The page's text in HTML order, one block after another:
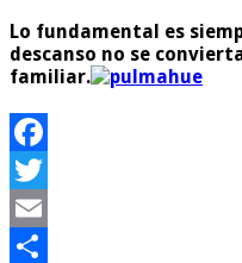
Lo fundamental es
descanso no se
familiar.
Facebook
Twitter
Email